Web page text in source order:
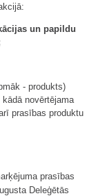
un papildu
- produkts)
novērtējama
prasības produktu
prasības
Deleģētās